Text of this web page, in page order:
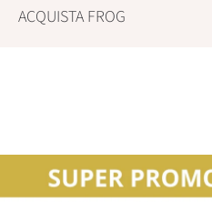
ACQUISTA FROG
INFORMAZIONI SUL